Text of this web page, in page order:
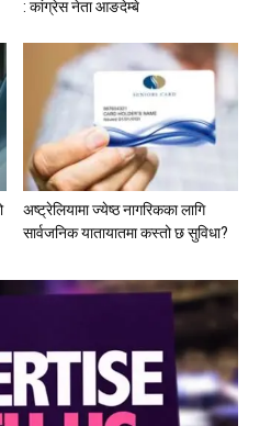
: कांग्रेस नेता आङदेम्बे
अष्ट्रेलियामा ज्येष्ठ नागरिकका लागि
सार्वजनिक यातायातमा कस्तो छ सुविधा?